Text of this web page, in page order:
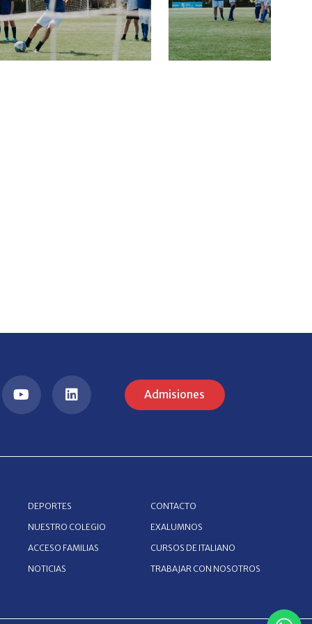
Admisiones
DEPORTES
NUESTRO COLEGIO
ACCESO FAMILIAS
NOTICIAS
CONTACTO
EXALUMNOS
CURSOS DE ITALIANO
TRABAJAR CON NOSOTROS